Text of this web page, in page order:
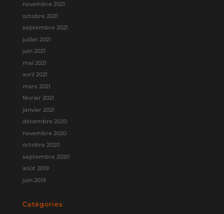
novembre 2021
octobre 2021
septembre 2021
juillet 2021
juin 2021
mai 2021
avril 2021
mars 2021
février 2021
janvier 2021
décembre 2020
novembre 2020
octobre 2020
septembre 2020
août 2019
juin 2019
Catégories